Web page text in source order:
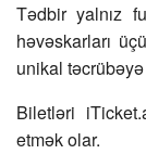
Tədbir yalnız
həvəskarları
unikal
Biletləri
etmək olar.